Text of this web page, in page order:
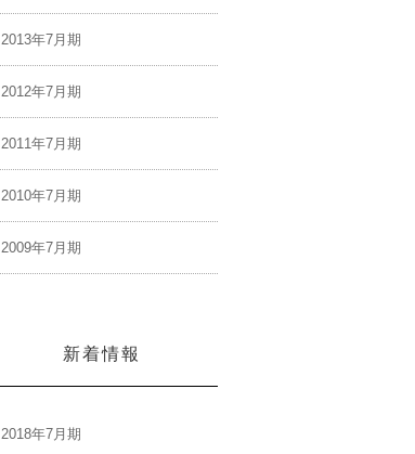
2013年7月期
2012年7月期
2011年7月期
2010年7月期
2009年7月期
新着情報
2018年7月期